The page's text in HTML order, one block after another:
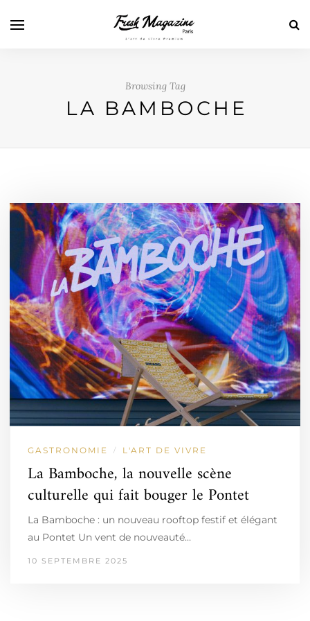
Browsing Tag
LA BAMBOCHE
GASTRONOMIE / L'ART DE VIVRE
La Bamboche, la nouvelle scène
culturelle qui fait bouger le Pontet
La Bamboche : un nouveau rooftop festif et élégant
au Pontet Un vent de nouveauté…
10 SEPTEMBRE 2025